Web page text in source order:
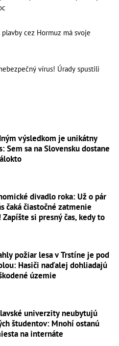
cez Hormuz má svoje
vírus! Úrady spustili
výsledkom je unikátny
Sem sa na Slovensku dostane
divadlo roka: Už o pár
čaká čiastočné zatmenie
Zapíšte si presný čas, kedy to
požiar lesa v Trstíne je pod
Hasiči naďalej dohliadajú
územie
univerzity neubytujú
študentov: Mnohí ostanú
na internáte